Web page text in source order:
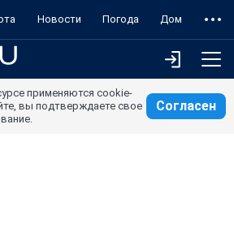
Новости Погода Дом
применяются cookie-
вы подтверждаете свое
Согласен